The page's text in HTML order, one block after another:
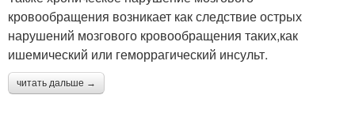
кровообращения возникает как следствие острых
нарушений мозгового кровообращения таких,как
ишемический или геморрагический инсульт.
читать дальше →